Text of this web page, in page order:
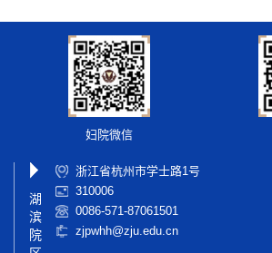
妇院微信
湖
滨
院
浙江省杭州市学士路1号
310006
0086-571-87061501
zjpwhh@zju.edu.cn